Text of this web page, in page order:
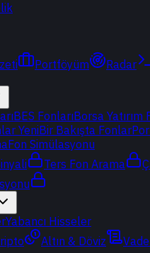
Portföyüm Radar
BES FonlarıBorsa Yatırım
YeniBir Bakışta Fonlar
Fon Simülasyonu
Ters Fon Arama
Yabancı Hisseler
Altın & Döviz